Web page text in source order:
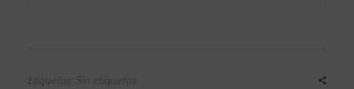
Etiquetas: Sin etiquetas